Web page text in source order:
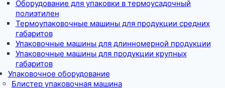
Оборудование для упаковки в термоусадочный
полиэтилен
Термоупаковочные машины для продукции средних
габаритов
Упаковочные машины для длинномерной продукции
Упаковочные машины для продукции крупных
габаритов
Упаковочное оборудование
Блистер упаковочная машина